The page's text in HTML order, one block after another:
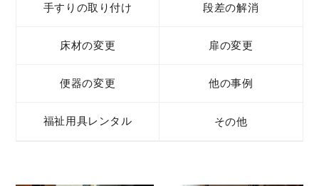
手すりの取り付け 段差の解消
床材の変更 扉の変更
便器の変更 他の事例
福祉用具レンタル その他